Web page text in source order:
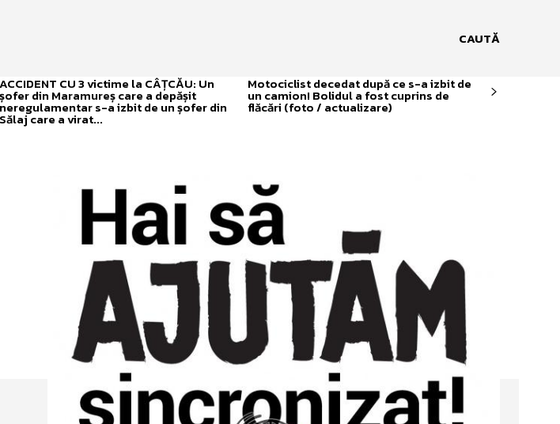
CAUTĂ
ACCIDENT CU 3 victime la CÂȚCĂU: Un
șofer din Maramureș care a depășit
neregulamentar s-a izbit de un șofer din
Sălaj care a virat...
Motociclist decedat după ce s-a izbit de
un camion! Bolidul a fost cuprins de
flăcări (foto / actualizare)